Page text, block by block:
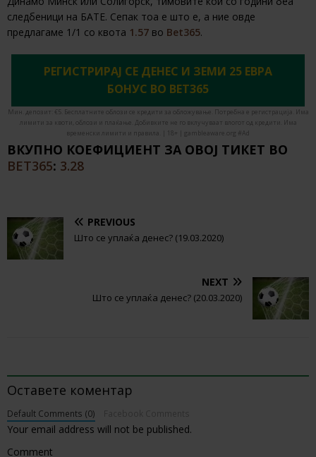
следбеници на БАТЕ. Сепак тоа е што е, а ние овде
предлагаме 1/1 со квота 1.57 во Bet365.
РЕГИСТРИРАЈ СЕ ДЕНЕС И ЗЕМИ 25 ЕВРА
БОНУС ВО BET365
Мин. депозит: €5. Бесплатните облози се кредити за обложување. Потребна е регистрација. Има
лимити за квоти, облози и плаќање. Добивките не го вклучуваат влогот од кредити. Има
временски лимити и правила. | 18+ | gambleaware.org #Ad
ВКУПНО КОЕФИЦИЕНТ ЗА ОВОЈ ТИКЕТ ВО
BET365: 3.28
PREVIOUS
Што се уплаќа денес? (19.03.2020)
NEXT
Што се уплаќа денес? (20.03.2020)
Оставете коментар
Default Comments (0)
Your email address will not be published.
Comment